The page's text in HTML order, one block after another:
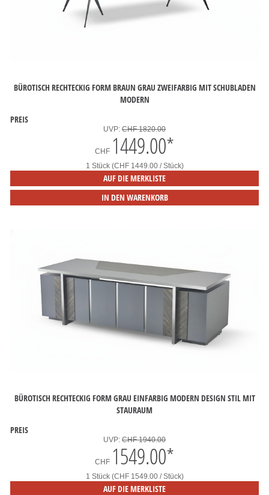
BÜROTISCH RECHTECKIG FORM BRAUN GRAU ZWEIFARBIG MIT SCHUBLADEN
MODERN
PREIS
UVP: CHF 1820.00
CHF 1449.00*
1 Stück (CHF 1449.00 / Stück)
AUF DIE MERKLISTE
IN DEN WARENKORB
BÜROTISCH RECHTECKIG FORM GRAU EINFARBIG MODERN DESIGN STIL MIT
STAURAUM
PREIS
UVP: CHF 1940.00
CHF 1549.00*
1 Stück (CHF 1549.00 / Stück)
AUF DIE MERKLISTE